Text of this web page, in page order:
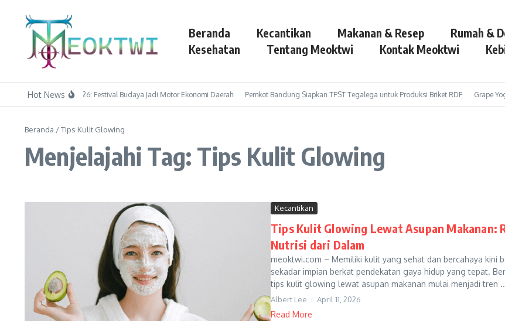
Beranda Kecantikan Makanan & Resep Rumah &
Kesehatan
Tentang Meoktwi Kontak Meoktwi
Hot News
Tapin Art Fest 2026: Festival Budaya Jadi Motor Ekonomi Daerah Pemkot Bandung Siapkan TPST Tegalega untuk Produksi Briket RDF Grape
Beranda /Tips Kulit Glowing
Menjelajahi Tag: Tips Kulit Glowing
Kecantikan
Tips Kulit Glowing Lewat Asupan Makanan:
Nutrisi dari Dalam
meoktwi.com – Memiliki kulit yang sehat dan bercahaya kini
sekadar impian berkat pendekatan gaya hidup yang tepat.
tips kulit glowing lewat asupan makanan mulai menjadi tren
Albert Lee April 11, 2026
Read More